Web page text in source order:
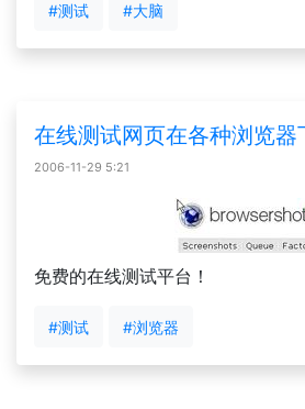
#测试 #大脑
在线测试网页在各种浏览器
2006-11-29 5:21
免费的在线测试平台！
#测试 #浏览器